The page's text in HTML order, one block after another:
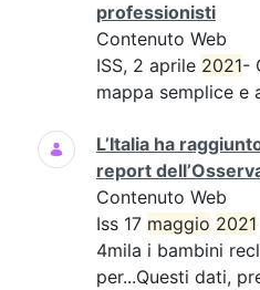
professionisti
Contenuto Web
ISS, 2 aprile 2021-
mappa semplice e
L’Italia ha
report
Contenuto Web
Iss 17 maggio 2021
4mila i bambini
per...Questi dati,